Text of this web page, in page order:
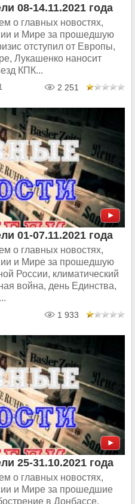
08-14.11.2021 года
о главных новостях,
и Мире за прошедшую
отступил от Европы,
Лукашенко наносит
КПК...
2 251
01-07.11.2021 года
о главных новостях,
и Мире за прошедшую
России, климатический
война, день Единства,
1 933
25-31.10.2021 года
о главных новостях,
и Мире за прошедшие
в Донбассе,